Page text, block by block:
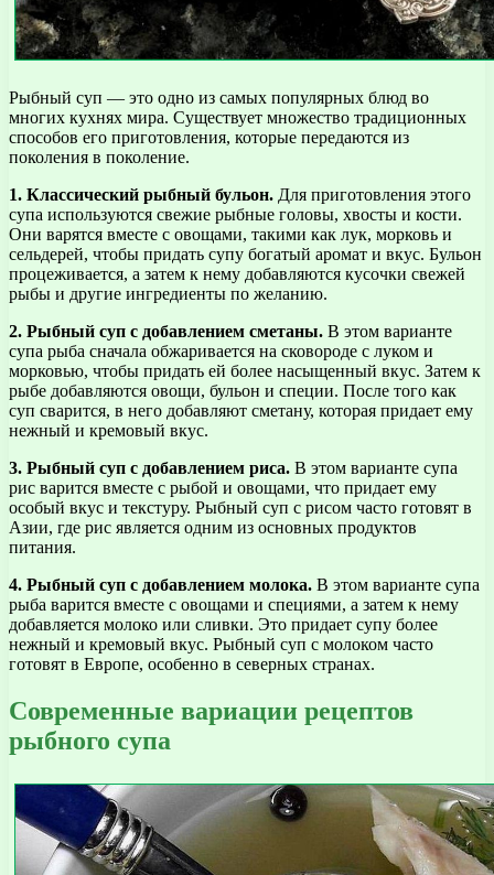
Рыбный суп — это одно из самых популярных блюд во
многих кухнях мира. Существует множество традиционных
способов его приготовления, которые передаются из
поколения в поколение.
1. Классический рыбный бульон. Для приготовления этого
супа используются свежие рыбные головы, хвосты и кости.
Они варятся вместе с овощами, такими как лук, морковь и
сельдерей, чтобы придать супу богатый аромат и вкус. Бульон
процеживается, а затем к нему добавляются кусочки свежей
рыбы и другие ингредиенты по желанию.
2. Рыбный суп с добавлением сметаны. В этом варианте
супа рыба сначала обжаривается на сковороде с луком и
морковью, чтобы придать ей более насыщенный вкус. Затем к
рыбе добавляются овощи, бульон и специи. После того как
суп сварится, в него добавляют сметану, которая придает ему
нежный и кремовый вкус.
3. Рыбный суп с добавлением риса. В этом варианте супа
рис варится вместе с рыбой и овощами, что придает ему
особый вкус и текстуру. Рыбный суп с рисом часто готовят в
Азии, где рис является одним из основных продуктов
питания.
4. Рыбный суп с добавлением молока. В этом варианте супа
рыба варится вместе с овощами и специями, а затем к нему
добавляется молоко или сливки. Это придает супу более
нежный и кремовый вкус. Рыбный суп с молоком часто
готовят в Европе, особенно в северных странах.
Современные вариации рецептов
рыбного супа